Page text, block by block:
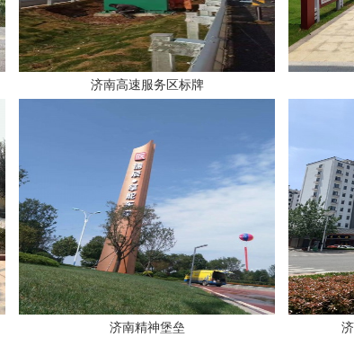
济南高速服务区标牌
济南精神堡垒